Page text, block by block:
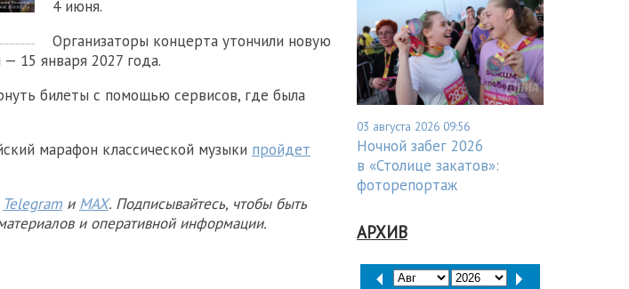
4 июня.
Организаторы концерта утончили новую
— 15 января 2027 года.
билеты с помощью сервисов, где была
марафон классической музыки пройдет
Telegram и MAX. Подписывайтесь, чтобы быть
и оперативной информации.
03 августа 2026 09:56
Ночной забег 2026
в «Столице закатов»:
фоторепортаж
АРХИВ